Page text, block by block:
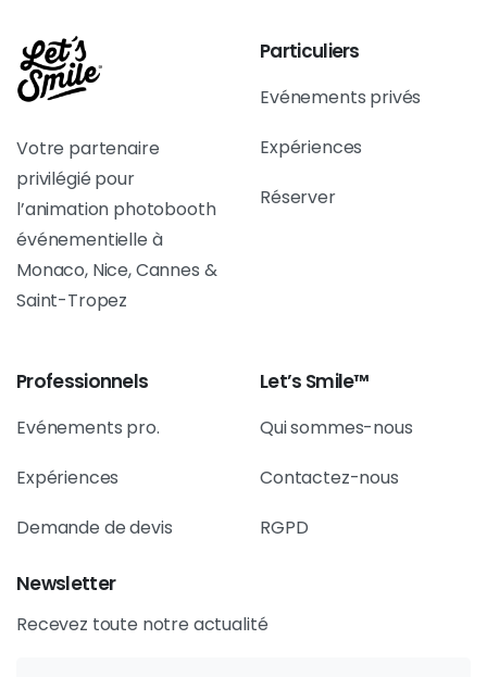
Votre partenaire
l’animation photobooth
événementielle à
Monaco, Nice, Cannes &
Saint-Tropez
Evénements privés
Expériences
Réserver
Evénements pro.
Expériences
Demande de devis
Qui sommes-nous
Contactez-nous
RGPD
Newsletter
Recevez toute notre actualité